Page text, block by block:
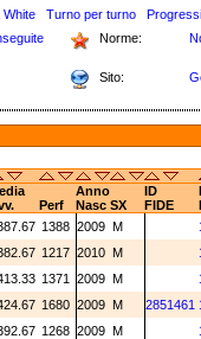
White Turno per turno
Norme:
Sito:
Anno ID
Perf Nasc SX FIDE
1388 2009 M
1217 2010 M
1371 2009 M
1680 2009 M 2851461
1268 2009 M